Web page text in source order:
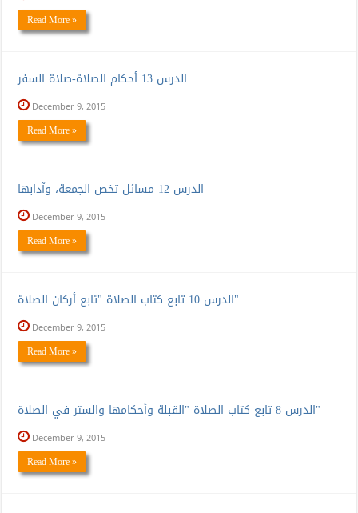
Read More »
الدرس 13 أحكام الصلاة-صلاة السفر
December 9, 2015
Read More »
الدرس 12 مسائل تخص الجمعة، وآدابها
December 9, 2015
Read More »
الدرس 10 تابع كتاب الصلاة "تابع أركان الصلاة"
December 9, 2015
Read More »
الدرس 8 تابع كتاب الصلاة "القبلة وأحكامها والستر في الصلاة"
December 9, 2015
Read More »